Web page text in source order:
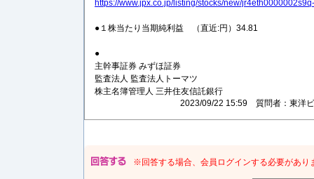
https://www.jpx.co.jp/listing/stocks/new/
●１株当たり当期純利益 （直近:円）34.81
●
主幹事証券 みずほ証券
監査法人 監査法人トーマツ
株主名簿管理人 三井住友信託銀行
2023/09/22 15:59 質問者：東洋
※回答する場合、会員ログインする必要があり